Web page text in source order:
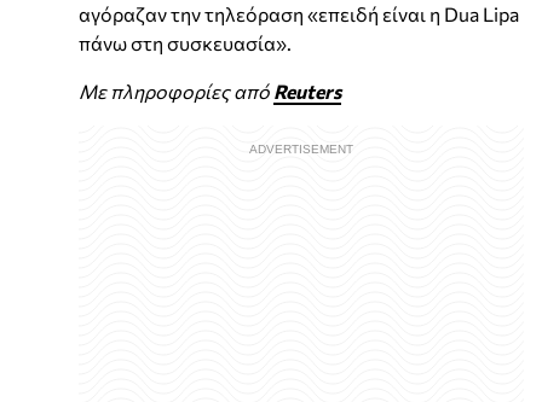
αγόραζαν την τηλεόραση «επειδή είναι η Dua Lipa
πάνω στη συσκευασία».
Με πληροφορίες από Reuters